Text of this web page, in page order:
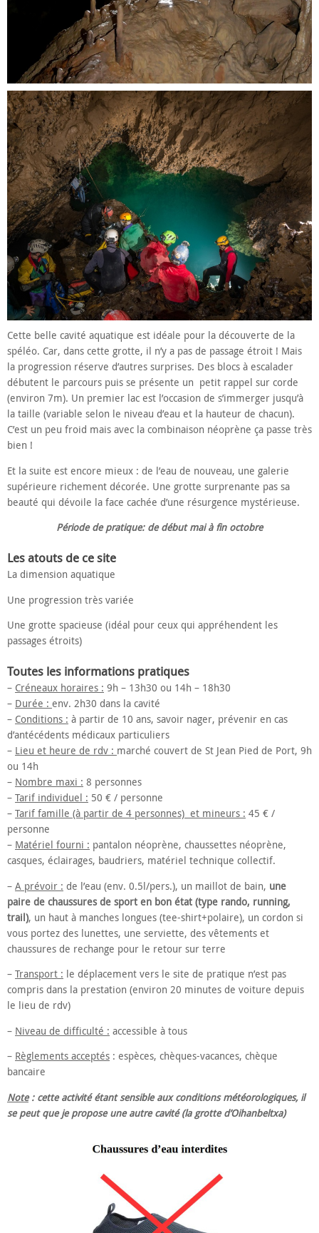
Cette belle cavité aquatique est idéale pour la découverte de la
spéléo. Car, dans cette grotte, il n’y a pas de passage étroit ! Mais
la progression réserve d’autres surprises. Des blocs à escalader
débutent le parcours puis se présente un petit rappel sur corde
(environ 7m). Un premier lac est l’occasion de s’immerger jusqu’à
la taille (variable selon le niveau d’eau et la hauteur de chacun).
C’est un peu froid mais avec la combinaison néoprène ça passe très
bien !
Et la suite est encore mieux : de l’eau de nouveau, une galerie
supérieure richement décorée. Une grotte surprenante pas sa
beauté qui dévoile la face cachée d’une résurgence mystérieuse.
Période de pratique: de début mai à fin octobre
Les atouts de ce site
La dimension aquatique
Une progression très variée
Une grotte spacieuse (idéal pour ceux qui appréhendent les
passages étroits)
Toutes les informations pratiques
– Créneaux horaires : 9h – 13h30 ou 14h – 18h30
– Durée : env. 2h30 dans la cavité
– Conditions : à partir de 10 ans, savoir nager, prévenir en cas
d’antécédents médicaux particuliers
– Lieu et heure de rdv : marché couvert de St Jean Pied de Port, 9h
ou 14h
– Nombre maxi : 8 personnes
– Tarif individuel : 50 € / personne
– Tarif famille (à partir de 4 personnes) et mineurs : 45 € /
personne
– Matériel fourni : pantalon néoprène, chaussettes néoprène,
casques, éclairages, baudriers, matériel technique collectif.
– A prévoir : de l’eau (env. 0.5l/pers.), un maillot de bain, une
paire de chaussures de sport en bon état (type rando, running,
trail), un haut à manches longues (tee-shirt+polaire), un cordon si
vous portez des lunettes, une serviette, des vêtements et
chaussures de rechange pour le retour sur terre
– Transport : le déplacement vers le site de pratique n’est pas
compris dans la prestation (environ 20 minutes de voiture depuis
le lieu de rdv)
– Niveau de difficulté : accessible à tous
– Règlements acceptés : espèces, chèques-vacances, chèque
bancaire
Note: cette activité étant sensible aux conditions météorologiques, il
se peut que je propose une autre cavité (la grotte d’Oihanbeltxa)